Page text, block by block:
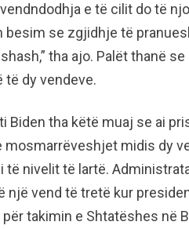
e të cilit do të
besim se zgjidhje të
tha ajo. Palët thanë
të dy vendeve.
Biden tha këtë muaj se ai
mosmarrëveshjet midis dy
të nivelit të lartë.
një vend të tretë kur
takimin e Shtatëshes në